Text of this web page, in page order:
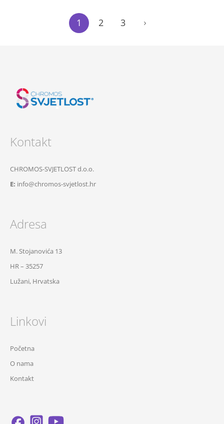
1 2 3
Kontakt
CHROMOS-SVJETLOST d.o.o.
E: info@chromos-svjetlost.hr
Adresa
M. Stojanovića 13
HR – 35257
Lužani, Hrvatska
Linkovi
Početna
O nama
Kontakt